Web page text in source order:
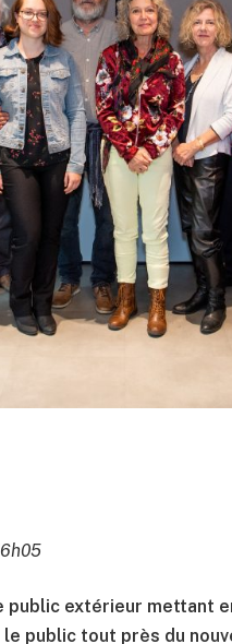
public extérieur mettant
public tout près du